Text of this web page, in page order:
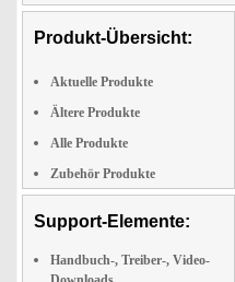
Produkt-Übersicht:
Aktuelle Produkte
Ältere Produkte
Alle Produkte
Zubehör Produkte
Support-Elemente:
Handbuch-, Treiber-, Video-